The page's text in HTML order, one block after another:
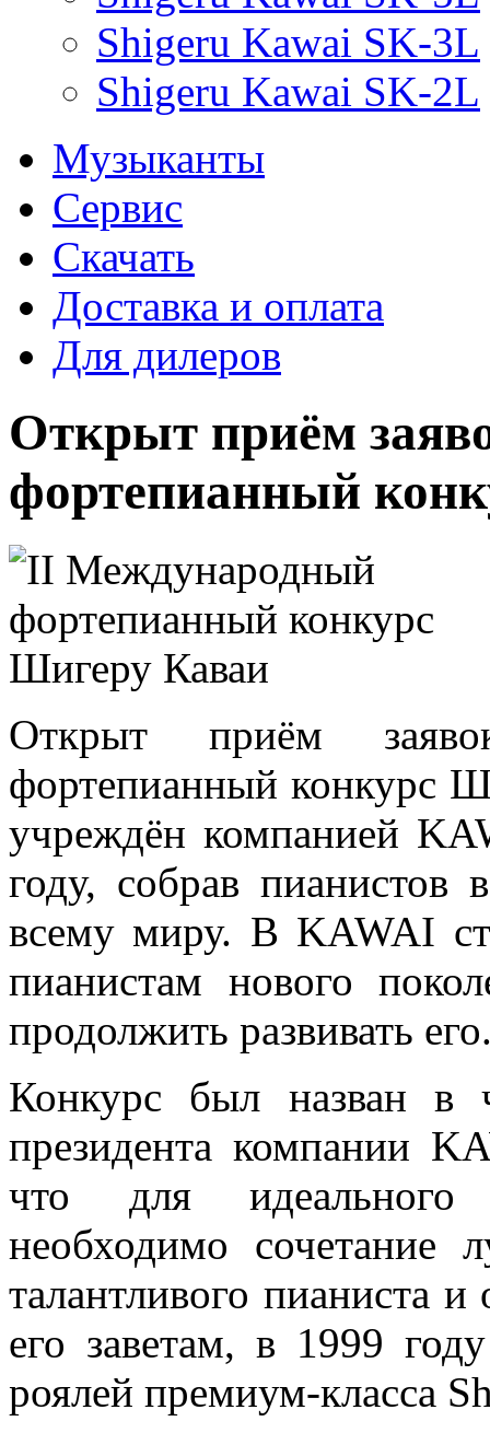
Shigeru Kawai SK-3L
Shigeru Kawai SK-2L
Музыканты
Сервис
Скачать
Доставка и оплата
Для дилеров
Открыт приём
фортепианный
Открыт приём
фортепианный конкурс
учреждён компанией
году, собрав
всему миру. В KAWAI
пианистам нового
продолжить развивать
Конкурс был назван в
президента компании
что для идеального
необходимо сочетание
талантливого пианиста
его заветам, в 1999
роялей премиум-класса